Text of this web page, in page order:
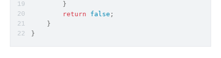
        }
return
false ;
    }
}